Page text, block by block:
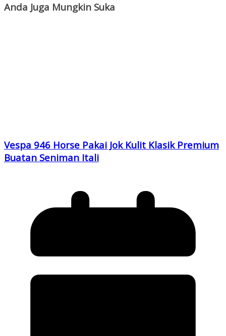
Anda Juga Mungkin Suka
Vespa 946 Horse Pakai Jok Kulit Klasik Premium
Buatan Seniman Itali